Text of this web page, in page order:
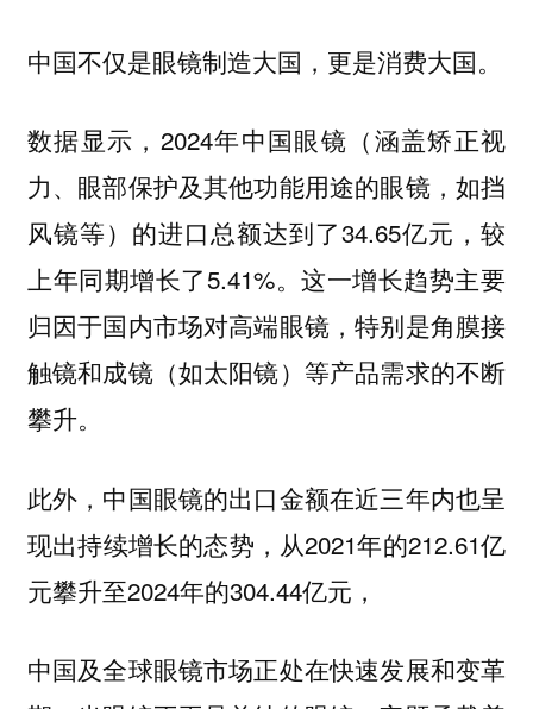
中国不仅是眼镜制造大国，更是消费大国。
数据显示，2024年中国眼镜（涵盖矫正视
力、眼部保护及其他功能用途的眼镜，如挡
风镜等）的进口总额达到了34.65亿元，较
上年同期增长了5.41%。这一增长趋势主要
归因于国内市场对高端眼镜，特别是角膜接
触镜和成镜（如太阳镜）等产品需求的不断
攀升。
此外，中国眼镜的出口金额在近三年内也呈
现出持续增长的态势，从2021年的212.61亿
元攀升至2024年的304.44亿元，
中国及全球眼镜市场正处在快速发展和变革